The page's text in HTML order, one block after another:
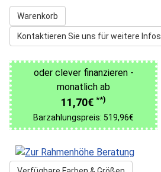
Warenkorb
Kontaktieren Sie uns für weitere Infos
oder clever finanzieren -
monatlich ab
11,70€ **)
Barzahlungspreis: 519,96€